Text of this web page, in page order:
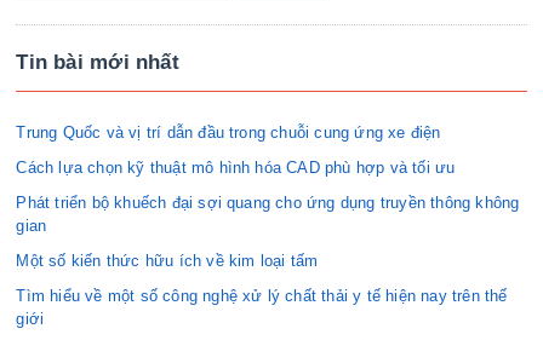
Tin bài mới nhất
Trung Quốc và vị trí dẫn đầu trong chuỗi cung ứng xe điện
Cách lựa chọn kỹ thuật mô hình hóa CAD phù hợp và tối ưu
Phát triển bộ khuếch đại sợi quang cho ứng dụng truyền thông không
gian
Một số kiến thức hữu ích về kim loại tấm
Tìm hiểu về một số công nghệ xử lý chất thải y tế hiện nay trên thế
giới